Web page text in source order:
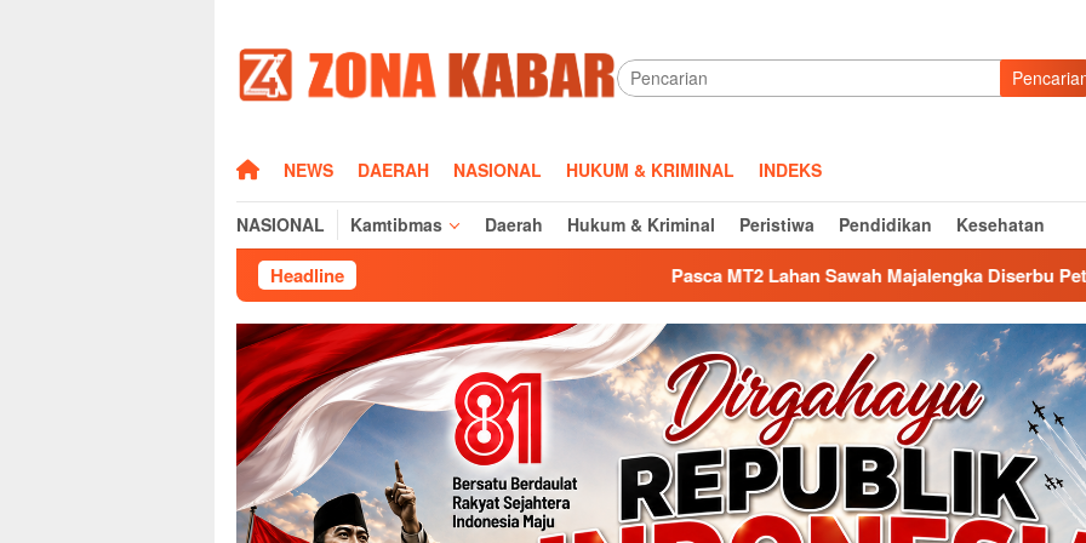
konten
HOMENEWS DAERAH NASIONAL HUKUM & KRIMINAL INDEKS
NASIONAL Kamtibmas Daerah Hukum & Kriminal Peristiwa Pendidikan Kesehatan
Headline Pasca MT2 Lahan Sawah Majalengka Diserbu Petani Bawang Merah,